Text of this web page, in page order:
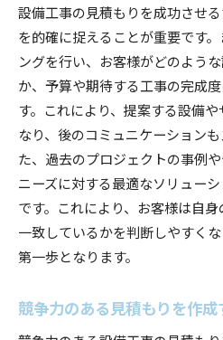
設備工事の見積もりを成功させ
を的確に捉えることが重要です
ングを行い、お客様がどのよう
か、予算や期待する工事の完成
す。これにより、提案する設備
なり、後のコミュニケーション
た、過去のプロジェクトの事例
ニーズに対する最適なソリュー
です。これにより、お客様は自
一致しているかを判断しやすく
第一歩となります。
競争力のある見積もりを作